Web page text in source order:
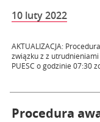
10 luty 2022
AKTUALIZACJA:
związku z z
PUESC o godzinie 07:30
Procedura